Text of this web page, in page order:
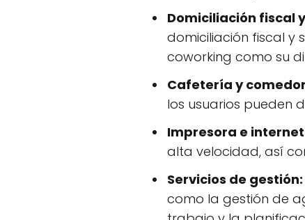
Domiciliación fiscal
domiciliación fiscal y
coworking como su
Cafetería y
los usuarios pueden
Impresora e
alta velocidad, así
Servicios de gestión:
como la gestión de